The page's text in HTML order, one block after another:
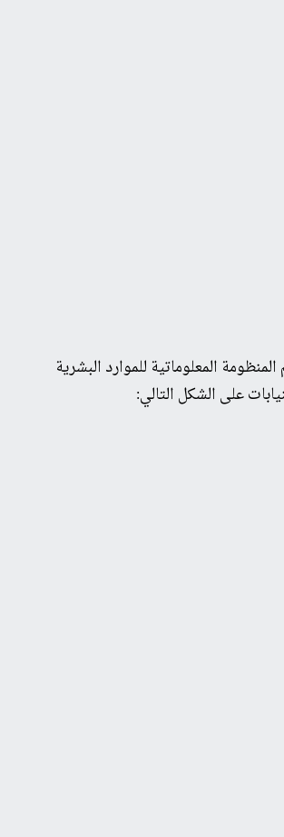
المنظومة المعلوماتية للموارد البشرية